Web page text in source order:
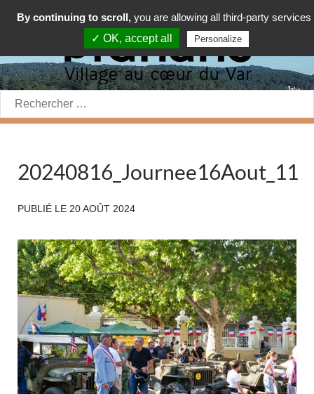
Rechercher:
20240816_Journee16Aout_11
PUBLIÉ LE 20 AOÛT 2024
By continuing to scroll, you are allowing all third-party services
✓ OK, accept all
Personalize